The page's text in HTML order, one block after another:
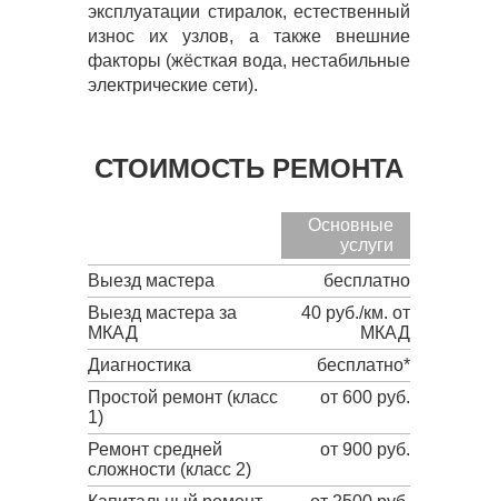
эксплуатации стиралок, естественный
износ их узлов, а также внешние
факторы (жёсткая вода, нестабильные
электрические сети).
СТОИМОСТЬ РЕМОНТА
Основные
услуги
Выезд мастера
бесплатно
Выезд мастера за
МКАД
40 руб./км. от
МКАД
Диагностика
бесплатно*
Простой ремонт (класс
1)
от 600 руб.
Ремонт средней
сложности (класс 2)
от 900 руб.